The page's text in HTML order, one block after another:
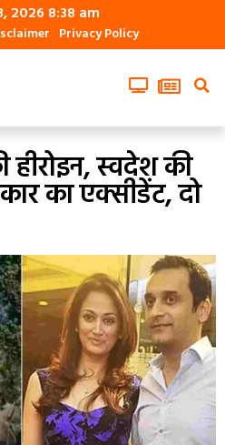
2026 8:38 am
Privacy Policy
स्वदेश की
का एक्सीडेंट, दो